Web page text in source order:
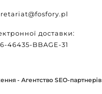
доставки:
46435-BBAGE-31
- Агентство SEO-партнерів